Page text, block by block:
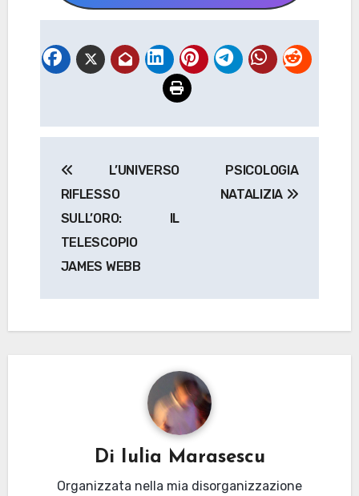
articoli
L’UNIVERSO
RIFLESSO
SULL’ORO: IL
TELESCOPIO
JAMES WEBB
PSICOLOGIA
NATALIZIA
Di Iulia Marasescu
Organizzata nella mia disorganizzazione